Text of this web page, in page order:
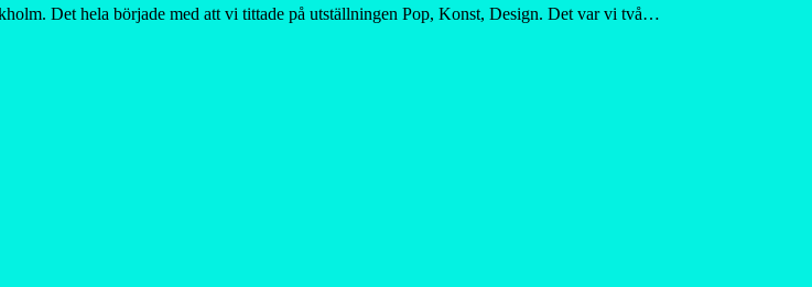
Det hela började med att vi tittade på utställningen Pop, Konst, Design. Det var vi två…